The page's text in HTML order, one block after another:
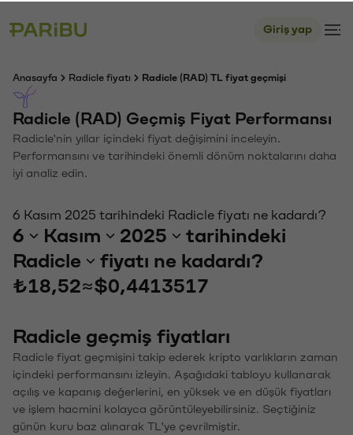
Giriş yap
Anasayfa Radicle fiyatı Radicle (RAD) TL fiyat geçmişi
Radicle (RAD) Geçmiş Fiyat Performansı
Radicle'nin yıllar içindeki fiyat değişimini inceleyin.
Performansını ve tarihindeki önemli dönüm noktalarını daha
iyi analiz edin.
6 Kasım 2025 tarihindeki Radicle fiyatı ne kadardı?
6 Kasım 2025
tarihindeki
Radicle
fiyatı ne kadardı?
₺18,52≈$0,4413517
Radicle geçmiş fiyatları
Radicle fiyat geçmişini takip ederek kripto varlıkların zaman
içindeki performansını izleyin. Aşağıdaki tabloyu kullanarak
açılış ve kapanış değerlerini, en yüksek ve en düşük fiyatları
ve işlem hacmini kolayca görüntüleyebilirsiniz. Seçtiğiniz
günün kuru baz alınarak TL'ye çevrilmiştir.